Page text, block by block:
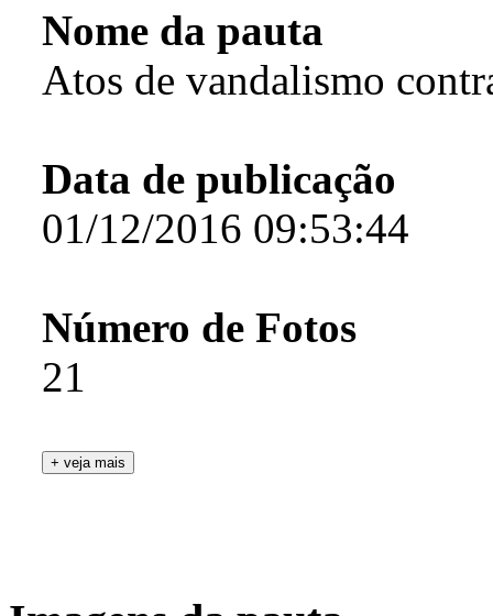
Nome da pauta
Atos de vandalismo
Data de publicação
01/12/2016 09:53:44
Número de Fotos
21